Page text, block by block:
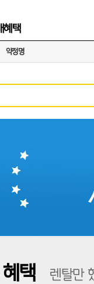
택
약정명
택 렌탈만